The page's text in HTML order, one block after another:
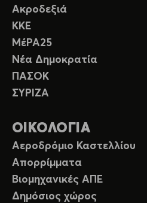
Ακροδεξιά
ΚΚΕ
ΜέΡΑ25
Νέα Δημοκρατία
ΠΑΣΟΚ
ΣΥΡΙΖΑ
ΟΙΚΟΛΟΓΙΑ
Αεροδρόμιο Καστελλίου
Απορρίμματα
Βιομηχανικές ΑΠΕ
Δημόσιος χώρος